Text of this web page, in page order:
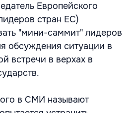
Европейского
стран ЕС)
"мини-саммит" лидеров
обсуждения ситуации в
встречи в верхах в
в СМИ называют